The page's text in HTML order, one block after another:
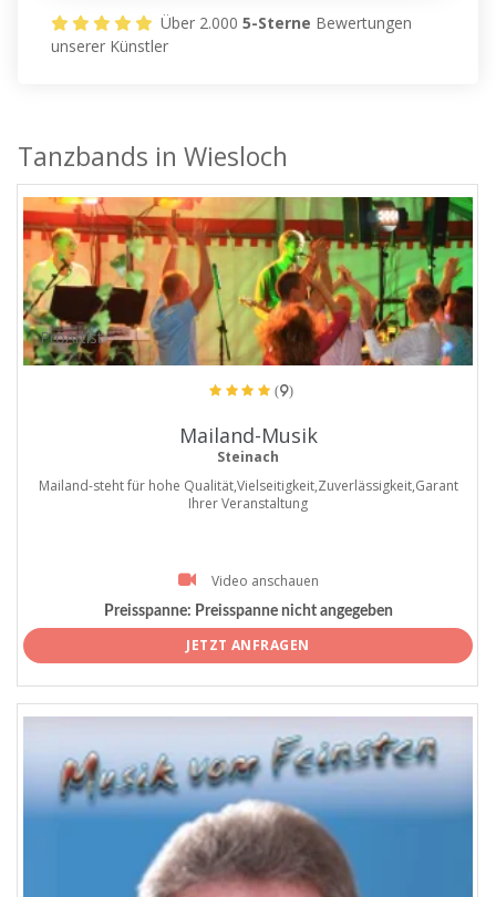
Über 2.0005-Sterne Bewertungen
unserer Künstler
Tanzbands in Wiesloch
ProArtist
(9)
Mailand-Musik
Steinach
Mailand-steht für hohe Qualität,Vielseitigkeit,Zuverlässigkeit,Garant
Ihrer Veranstaltung
Video anschauen
Preisspanne: Preisspanne nicht angegeben
JETZT ANFRAGEN